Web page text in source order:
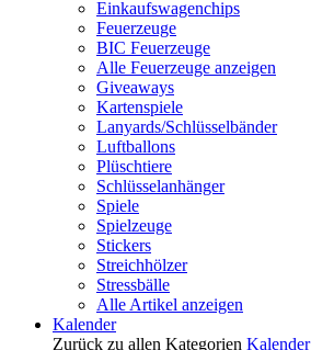
Einkaufswagenchips
Feuerzeuge
BIC Feuerzeuge
Alle Feuerzeuge anzeigen
Giveaways
Kartenspiele
Lanyards/Schlüsselbänder
Luftballons
Plüschtiere
Schlüsselanhänger
Spiele
Spielzeuge
Stickers
Streichhölzer
Stressbälle
Alle Artikel anzeigen
Kalender
Zurück zu allen Kategorien Kalender